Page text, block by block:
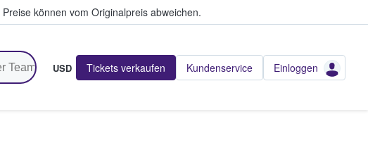
Preise können vom Originalpreis abweichen.
USD Tickets verkaufen Kundenservice Einloggen